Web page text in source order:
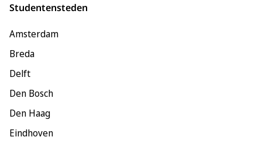
Studentensteden
Amsterdam
Breda
Delft
Den Bosch
Den Haag
Eindhoven